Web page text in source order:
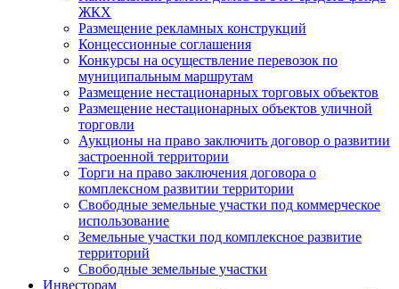
ЖКХ
Размещение рекламных конструкций
Концессионные соглашения
Конкурсы на осуществление перевозок по
муниципальным маршрутам
Размещение нестационарных торговых объектов
Размещение нестационарных объектов уличной
торговли
Аукционы на право заключить договор о развитии
застроенной территории
Торги на право заключения договора о
комплексном развитии территории
Свободные земельные участки под коммерческое
использование
Земельные участки под комплексное развитие
территорий
Свободные земельные участки
Инвесторам